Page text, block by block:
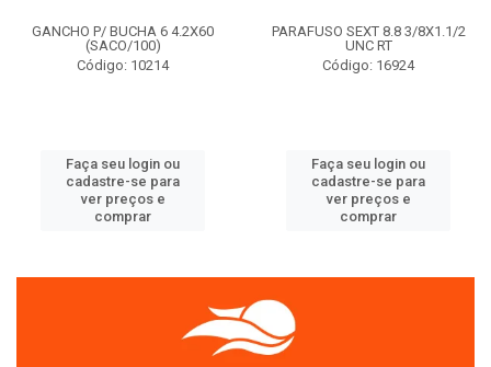
GANCHO P/ BUCHA 6 4.2X60
(SACO/100)
Código: 10214
Faça seu login ou
cadastre-se para
ver preços e
comprar
PARAFUSO SEXT 8.8 3/8X1.1/2
UNC RT
Código: 16924
Faça seu login ou
cadastre-se para
ver preços e
comprar